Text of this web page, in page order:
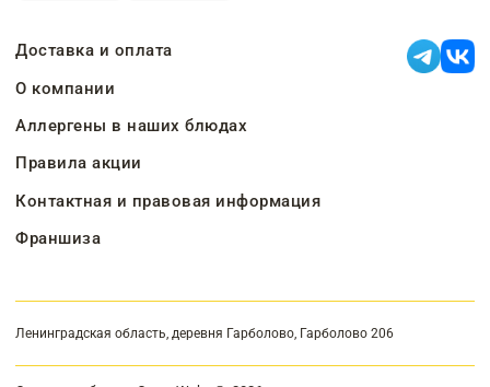
Доставка и оплата
О компании
Аллергены в наших блюдах
Правила акции
Контактная и правовая информация
Франшиза
Ленинградская область, деревня Гарболово, Гарболово 206